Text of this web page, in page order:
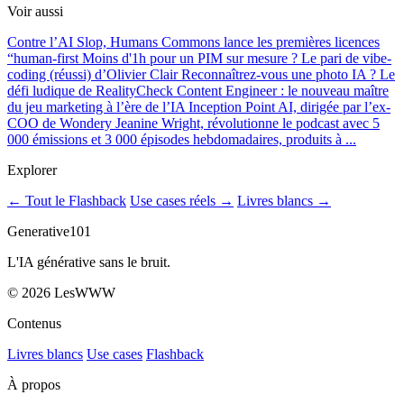
Voir aussi
Contre l’AI Slop, Humans Commons lance les premières licences
“human-first Moins d'1h pour un PIM sur mesure ? Le pari de vibe-
coding (réussi) d’Olivier Clair Reconnaîtrez-vous une photo IA ? Le
défi ludique de RealityCheck Content Engineer : le nouveau maître
du jeu marketing à l’ère de l’IA Inception Point AI, dirigée par l’ex-
COO de Wondery Jeanine Wright, révolutionne le podcast avec 5
000 émissions et 3 000 épisodes hebdomadaires, produits à ...
Explorer
← Tout le Flashback Use cases réels → Livres blancs →
Generative101
L'IA générative sans le bruit.
© 2026 LesWWW
Contenus
Livres blancs Use cases Flashback
À propos